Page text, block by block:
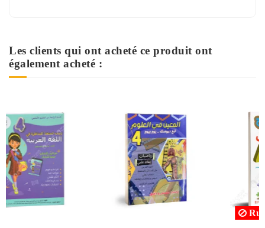
Les clients qui ont acheté ce produit ont
également acheté :
Rupture de stock